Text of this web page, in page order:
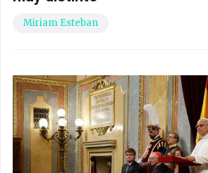
Miriam Esteban